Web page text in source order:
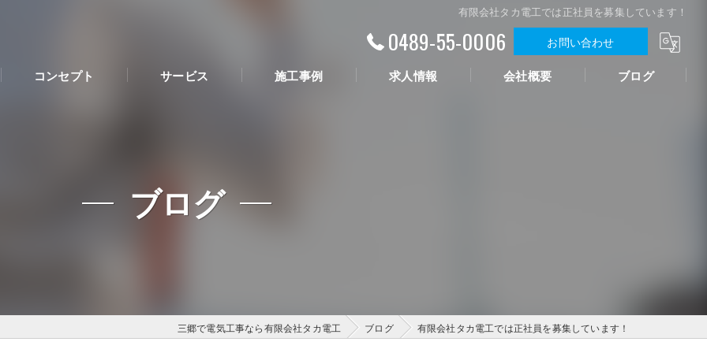
有限会社タカ電工では正社員を募集しています！
0489-55-0006 お問い合わせ
コンセプト サービス 施工事例 求人情報 会社概要 ブログ
ブログ
三郷で電気工事なら有限会社タカ電工 ブログ 有限会社タカ電工では正社員を募集しています！